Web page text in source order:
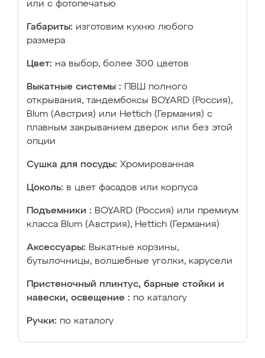
или с фотопечатью
Габариты: изготовим кухню любого
размера
Цвет: на выбор, более 300 цветов
Выкатные системы :
ПВШ полного
открывания, тандембоксы BOYARD (Россия),
Blum (Австрия) или Hettich (Германия) с
плавным закрыванием дверок или без этой
опции
Сушка для посуды: Хромированная
Цоколь: в цвет фасадов или корпуса
Подъемники : BOYARD (Россия) или премиум
класса Blum (Австрия), Hettich (Германия)
Аксессуары: Выкатные корзины,
бутылочницы, волшебные уголки, карусели
Пристеночный плинтус, барные стойки и
навески, освещение : по каталогу
Ручки: по каталогу